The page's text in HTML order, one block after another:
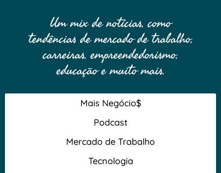
Um mix de notícias, como
tendências de mercado de trabalho,
carreiras, empreendedorismo,
educação e muito mais.
Mais Negócio$
Podcast
Mercado de Trabalho
Tecnologia